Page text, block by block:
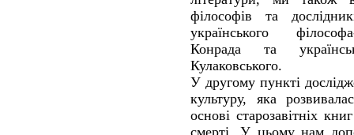
філософів та
українського
Конрада та
Кулаковського.
У другому пункті
культуру, яка
основі старозавітніх